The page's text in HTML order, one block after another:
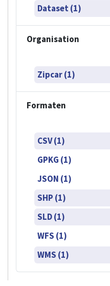
Dataset (1)
Organisation
Zipcar (1)
Formaten
CSV (1)
GPKG (1)
JSON (1)
SHP (1)
SLD (1)
WFS (1)
WMS (1)